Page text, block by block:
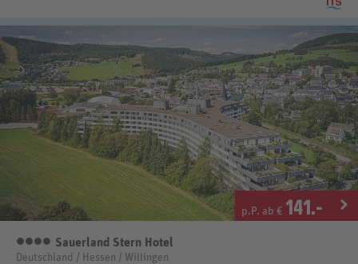
p.P. ab € 141.-
4 Sterne
Sauerland Stern Hotel
Deutschland / Hessen / Willingen